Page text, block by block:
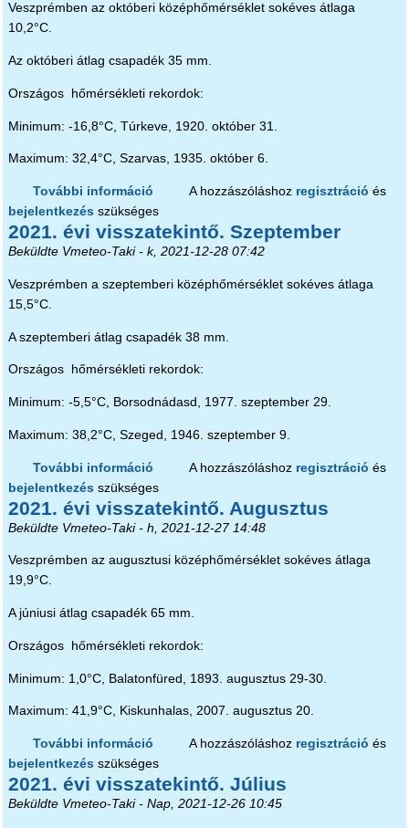
Veszprémben az októberi középhőmérséklet sokéves átlaga
10,2°C.
Az októberi átlag csapadék 35 mm.
Országos hőmérsékleti rekordok:
Minimum: -16,8°C, Túrkeve, 1920. október 31.
Maximum: 32,4°C, Szarvas, 1935. október 6.
További információ 2021. évi visszatekintő. Október
tartalommal kapcsolatosan
A hozzászóláshoz regisztráció és
bejelentkezés szükséges
2021. évi visszatekintő. Szeptember
Beküldte Vmeteo-Taki- k, 2021-12-28 07:42
Veszprémben a szeptemberi középhőmérséklet sokéves átlaga
15,5°C.
A szeptemberi átlag csapadék 38 mm.
Országos hőmérsékleti rekordok:
Minimum: -5,5°C, Borsodnádasd, 1977. szeptember 29.
Maximum: 38,2°C, Szeged, 1946. szeptember 9.
További információ 2021. évi visszatekintő. Szeptember
tartalommal kapcsolatosan
A hozzászóláshoz regisztráció és
bejelentkezés szükséges
2021. évi visszatekintő. Augusztus
Beküldte Vmeteo-Taki- h, 2021-12-27 14:48
Veszprémben az augusztusi középhőmérséklet sokéves átlaga
19,9°C.
A júniusi átlag csapadék 65 mm.
Országos hőmérsékleti rekordok:
Minimum: 1,0°C, Balatonfüred, 1893. augusztus 29-30.
Maximum: 41,9°C, Kiskunhalas, 2007. augusztus 20.
További információ 2021. évi visszatekintő. Augusztus
tartalommal kapcsolatosan
A hozzászóláshoz regisztráció és
bejelentkezés szükséges
2021. évi visszatekintő. Július
Beküldte Vmeteo-Taki- Nap, 2021-12-26 10:45